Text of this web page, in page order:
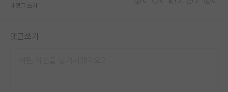
반도체 아카데미
재팬라운지 🌸
대댓글 쓰기
댓글쓰기